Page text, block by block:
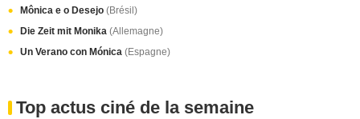
Mônica e o Desejo (Brésil)
Die Zeit mit Monika (Allemagne)
Un Verano con Mónica (Espagne)
Top actus ciné de la semaine